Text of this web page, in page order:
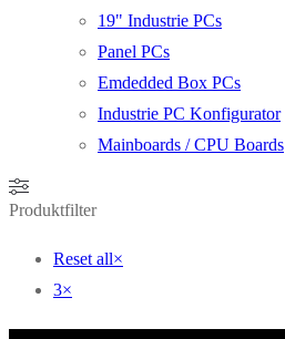
19" Industrie PCs
Panel PCs
Emdedded Box PCs
Industrie PC Konfigurator
Mainboards / CPU Boards
Produktfilter
Reset all×
3×